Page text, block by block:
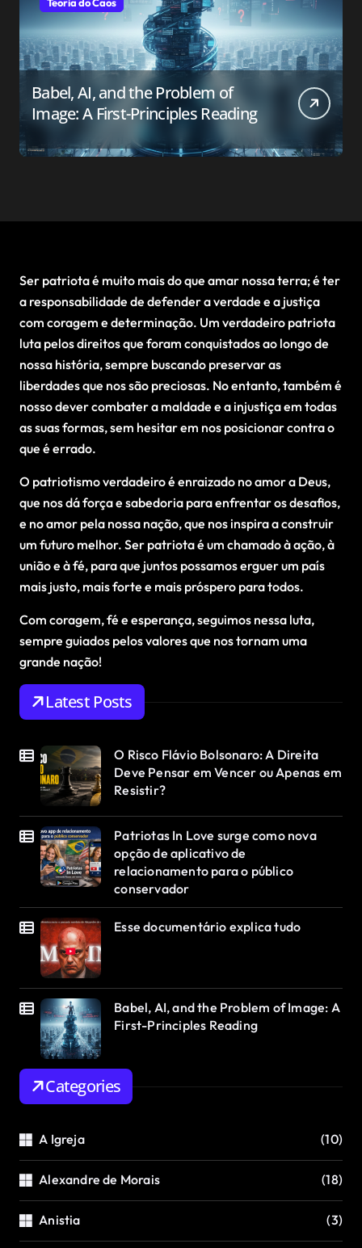
Babel, AI, and the Problem of
Image: A First-Principles Reading
Ser patriota é muito mais do que amar nossa terra; é ter
a responsabilidade de defender a verdade e a justiça
com coragem e determinação. Um verdadeiro patriota
luta pelos direitos que foram conquistados ao longo de
nossa história, sempre buscando preservar as
liberdades que nos são preciosas. No entanto, também é
nosso dever combater a maldade e a injustiça em todas
as suas formas, sem hesitar em nos posicionar contra o
que é errado.
O patriotismo verdadeiro é enraizado no amor a Deus,
que nos dá força e sabedoria para enfrentar os desafios,
e no amor pela nossa nação, que nos inspira a construir
um futuro melhor. Ser patriota é um chamado à ação, à
união e à fé, para que juntos possamos erguer um país
mais justo, mais forte e mais próspero para todos.
Com coragem, fé e esperança, seguimos nessa luta,
sempre guiados pelos valores que nos tornam uma
grande nação!
Latest Posts
O Risco Flávio Bolsonaro: A Direita
Deve Pensar em Vencer ou Apenas em
Resistir?
Patriotas In Love surge como nova
opção de aplicativo de
relacionamento para o público
conservador
Esse documentário explica tudo
Babel, AI, and the Problem of Image: A
First-Principles Reading
Categories
A Igreja (10)
Alexandre de Morais (18)
Anistia (3)